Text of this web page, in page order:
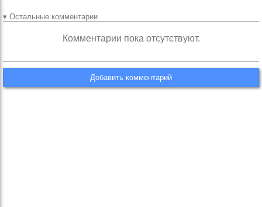
▾ Остальные комментарии
Комментарии пока отсутствуют.
Добавить комментарий